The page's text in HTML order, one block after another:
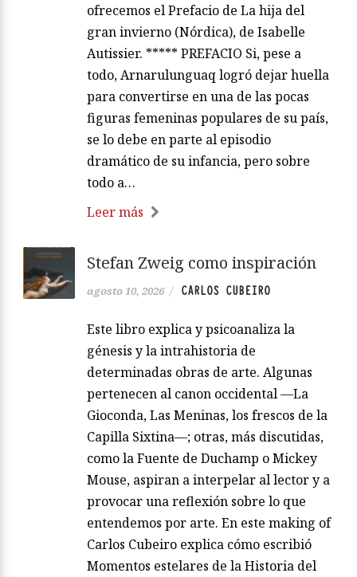
ofrecemos el Prefacio de La hija del
gran invierno (Nórdica), de Isabelle
Autissier. ***** PREFACIO Si, pese a
todo, Arnarulunguaq logró dejar huella
para convertirse en una de las pocas
figuras femeninas populares de su país,
se lo debe en parte al episodio
dramático de su infancia, pero sobre
todo a…
Leer más
Stefan Zweig como inspiración
agosto 10, 2026 / CARLOS CUBEIRO
Este libro explica y psicoanaliza la
génesis y la intrahistoria de
determinadas obras de arte. Algunas
pertenecen al canon occidental —La
Gioconda, Las Meninas, los frescos de la
Capilla Sixtina—; otras, más discutidas,
como la Fuente de Duchamp o Mickey
Mouse, aspiran a interpelar al lector y a
provocar una reflexión sobre lo que
entendemos por arte. En este making of
Carlos Cubeiro explica cómo escribió
Momentos estelares de la Historia del